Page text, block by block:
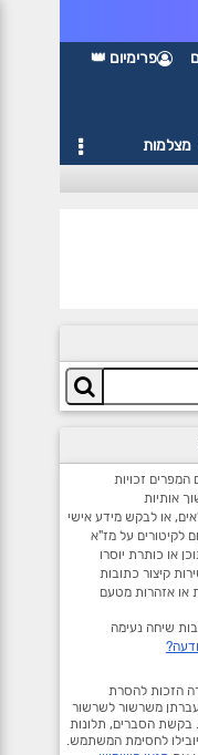
פרימיום 👑
מצלמות
המפרים זכויות
אותיות
או לבקש מידע אישי
לקיטורים על מז"א
או כותרת יוסרו
קיצור כתובות
או אזהרות מטעם
שיחה נעימה
הזכות להסרת
משרשור לשרשור
בקשת הסברים, תלונות
יובילו לחסימת המשתמש.